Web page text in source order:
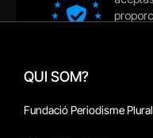
QUI SOM?
Fundació Periodisme Plural